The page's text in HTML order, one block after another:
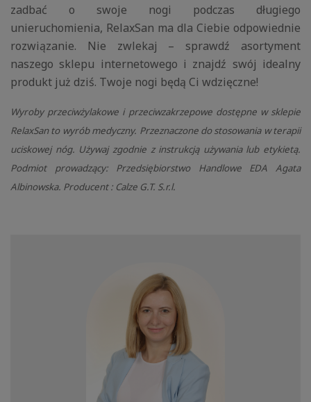
zadbać o swoje nogi podczas długiego
unieruchomienia, RelaxSan ma dla Ciebie odpowiednie
rozwiązanie. Nie zwlekaj – sprawdź asortyment
naszego sklepu internetowego i znajdź swój idealny
produkt już dziś. Twoje nogi będą Ci wdzięczne!
Wyroby przeciwżylakowe i przeciwzakrzepowe dostępne w sklepie
RelaxSan to wyrób medyczny. Przeznaczone do stosowania w terapii
uciskowej nóg. Używaj zgodnie z instrukcją używania lub etykietą.
Podmiot prowadzący: Przedsiębiorstwo Handlowe EDA Agata
Albinowska. Producent : Calze G.T. S.r.l.